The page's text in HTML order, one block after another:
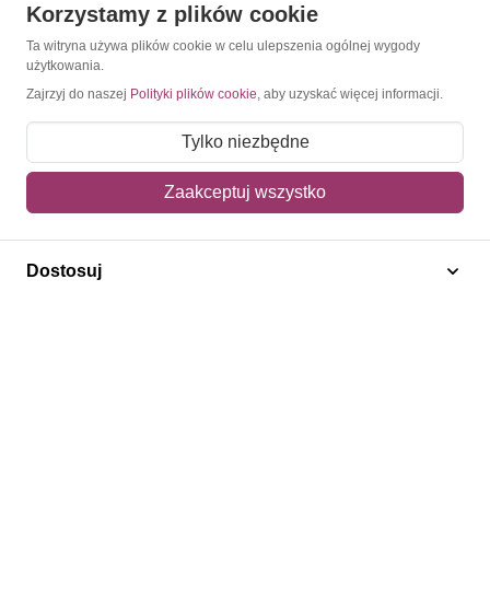
Konto
Moje konto
Moje zamówienia
Mój koszyk
Adres dostawy
Polecamy
Korzystamy z plików cookie
Ta witryna używa plików cookie w celu ulepszenia ogólnej wygody
użytkowania.
Zajrzyj do naszej Polityki plików cookie, aby uzyskać więcej informacji.
Tylko niezbędne
Zaakceptuj wszystko
Dostosuj